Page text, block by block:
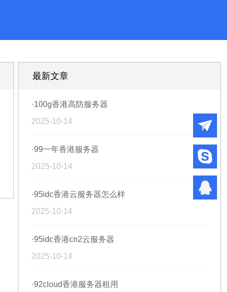
最新文章
·100g香港高防服务器
2025-10-14
·99一年香港服务器
2025-10-14
·95idc香港云服务器怎么样
2025-10-14
·95idc香港cn2云服务器
2025-10-14
·92cloud香港服务器租用